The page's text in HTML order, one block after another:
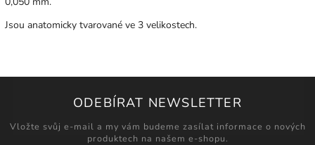
Jsou anatomicky tvarované ve 3 velikostech.
ODEBÍRAT NEWSLETTER
Vložte svůj e-mail a my vám budeme zasílat informace o nových
produktech na našem e-shopu.